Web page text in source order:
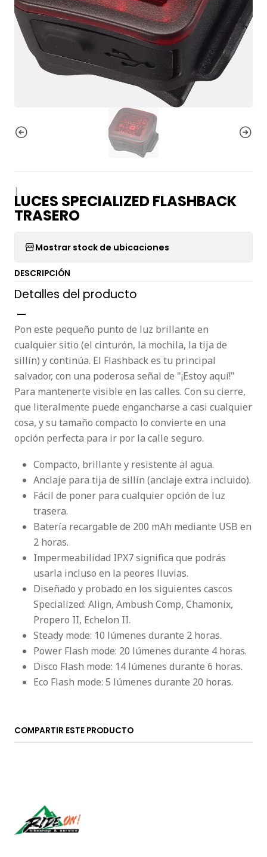
|
LUCES SPECIALIZED FLASHBACK
TRASERO
Mostrar stock de ubicaciones
DESCRIPCIÓN
Detalles del producto
Pon este pequeño punto de luz brillante en
cualquier sitio (el cinturón, la mochila, la tija de
sillín) y continúa. El Flashback es tu principal
salvador, con una poderosa señal de "¡Estoy aquí!"
Para mantenerte visible en las calles. Con su cierre,
que literalmente puede engancharse a casi cualquier
cosa, y su tamaño compacto lo convierte en una
opción perfecta para ir por la calle seguro.
Compacto, brillante y resistente al agua.
Anclaje para tija de sillín (anclaje extra incluido).
Fácil de poner para cualquier opción de luz
trasera.
Batería recargable de 200 mAh mediante USB en
2 horas.
Impermeabilidad IPX7 significa que podrás
usarla incluso en la peores lluvias.
Diseñado y probado en los siguientes cascos
Specialized: Align, Ambush Comp, Chamonix,
Propero II, Echelon II.
Steady mode: 10 lúmenes durante 2 horas.
Power Flash mode: 20 lúmenes durante 4 horas.
Disco Flash mode: 14 lúmenes durante 6 horas.
Eco Flash mode: 5 lúmenes durante 20 horas.
COMPARTIR ESTE PRODUCTO